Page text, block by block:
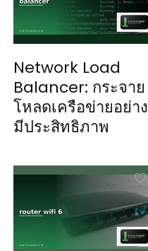
Network Load
Balancer: กระจาย
โหลดเครือข่ายอย่าง
มีประสิทธิภาพ